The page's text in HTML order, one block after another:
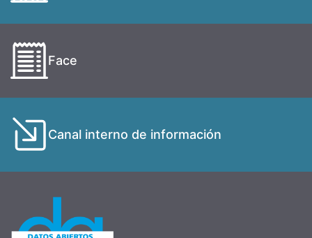
Face
Canal interno de información